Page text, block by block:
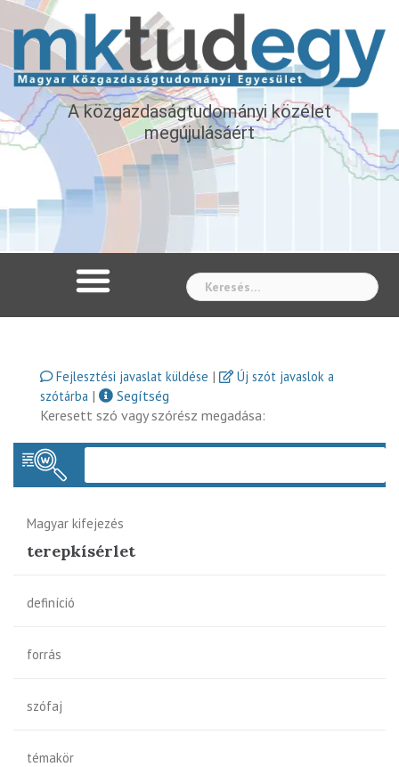
A közgazdaságtudományi közélet
megújulásáért
Fejlesztési javaslat küldése |
Új szót javaslok a
szótárba |
Segítség
Keresett szó vagy szórész megadása:
Magyar kifejezés
terepkísérlet
definíció
forrás
szófaj
témakör